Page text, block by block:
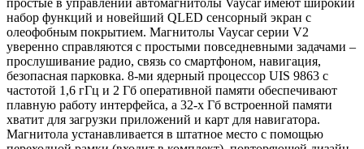
простые в управлении автомагнитолы Vaycar имеют широкий
набор функций и новейший QLED сенсорный экран с
олеофобным покрытием. Магнитолы Vaycar серии V2
уверенно справляются с простыми повседневными задачами –
прослушивание радио, связь со смартфоном, навигация,
безопасная парковка. 8-ми ядерный процессор UIS 9863 с
частотой 1,6 гГц и 2 Гб оперативной памяти обеспечивают
плавную работу интерфейса, а 32-х Гб встроенной памяти
хватит для загрузки приложений и карт для навигатора.
Магнитола устанавливается в штатное место с помощью